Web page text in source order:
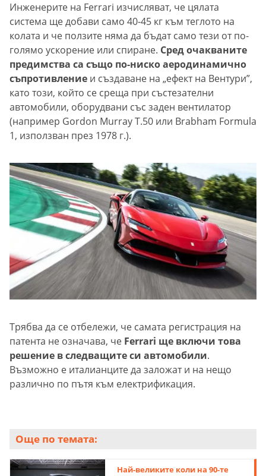
Инженерите на Ferrari изчисляват, че цялата
система ще добави само 40-45 кг към теглото на
колата и че ползите няма да бъдат само тези от по-
голямо ускорение или спиране. Сред очакваните
предимства са също по-ниско аеродинамично
съпротивление и създаване на „ефект на Вентури”,
като този, който се среща при състезателни
автомобили, оборудвани със заден вентилатор
(например Gordon Murray T.50 или Brabham Formula
1, използван през 1978 г.).
Трябва да се отбележи, че самата регистрация на
патента не означава, че Ferrari ще включи това
решение в следващите си автомобили.
Възможно е италианците да заложат и на нещо
различно по пътя към електрификация.
Още по темата:
Най-великите коли на 90-те